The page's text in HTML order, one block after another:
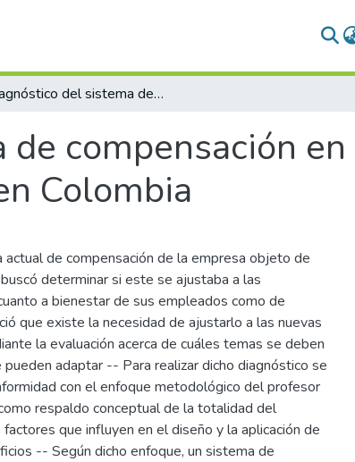
Diagnóstico del sistema de compensación en una empresa del sector manufacturero en Colombia
compensación en
Colombia
de compensación de la empresa objeto de
determinar si este se ajustaba a las
a bienestar de sus empleados como de
que existe la necesidad de ajustarlo a las nuevas
la evaluación acerca de cuáles temas se deben
adaptar -- Para realizar dicho diagnóstico se
con el enfoque metodológico del profesor
respaldo conceptual de la totalidad del
que influyen en el diseño y la aplicación de
-- Según dicho enfoque, un sistema de